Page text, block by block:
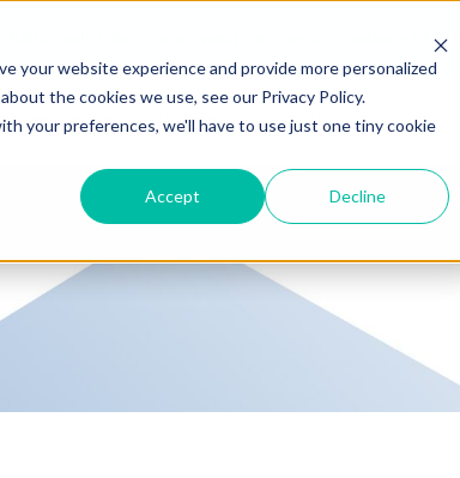
your website experience and provide more personalized
the cookies we use, see our Privacy Policy.
your preferences, we'll have to use just one tiny cookie
Accept Decline
Saiba mais sobre como investir em nossos fundos e ETFs.
Simulador Hashdex FAQ